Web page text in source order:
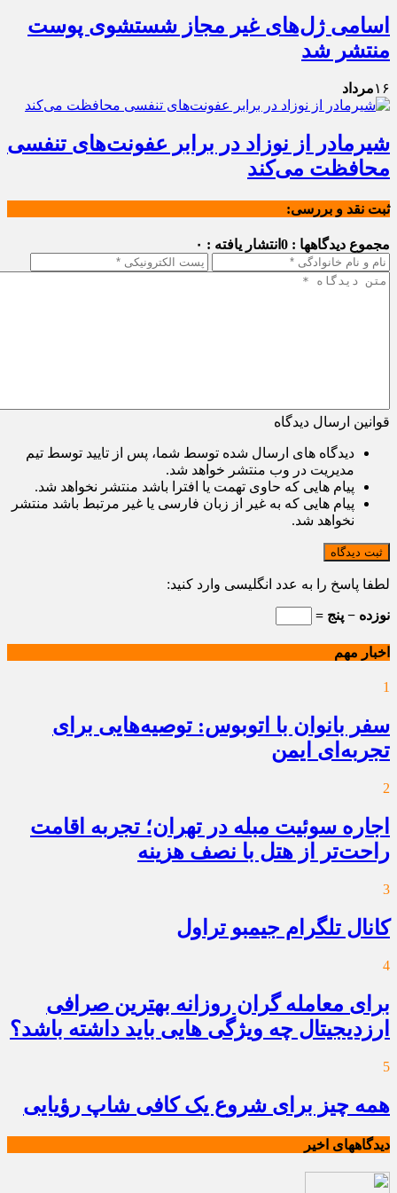
اسامی ژل‌های غیر مجاز شستشوی پوست
منتشر شد
۱۶مرداد
شیرمادر از نوزاد در برابر عفونت‌های تنفسی
محافظت می‌کند
ثبت نقد و بررسی:
مجموع دیدگاهها : 0 انتشار یافته : ۰
قوانین ارسال دیدگاه
دیدگاه های ارسال شده توسط شما، پس از تایید توسط تیم
مدیریت در وب منتشر خواهد شد.
پیام هایی که حاوی تهمت یا افترا باشد منتشر نخواهد شد.
پیام هایی که به غیر از زبان فارسی یا غیر مرتبط باشد منتشر
نخواهد شد.
ثبت دیدگاه
لطفا پاسخ را به عدد انگلیسی وارد کنید:
نوزده − پنج =
اخبار مهم
1
سفر بانوان با اتوبوس: توصیه‌هایی برای
تجربه‌ای ایمن
2
اجاره سوئیت مبله در تهران؛ تجربه اقامت
راحت‌تر از هتل با نصف هزینه
3
کانال تلگرام جیمبو تراول
4
برای معامله گران روزانه بهترین صرافی
ارزدیجیتال چه ویژگی هایی باید داشته باشد؟
5
همه چیز برای شروع یک کافی شاپ رؤیایی
دیدگاههای اخیر